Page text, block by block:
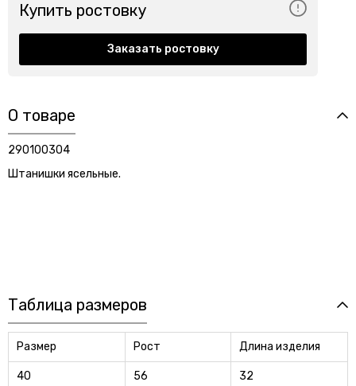
Купить ростовку
Заказать ростовку
О товаре
290100304
Штанишки ясельные.
Таблица размеров
Размер Рост Длина изделия
40 56 32